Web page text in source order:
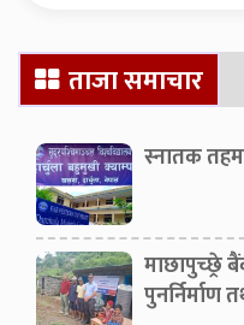
Secondary
Sidebarताजा समाचार
स्नातक
माछापुच्छ्रे